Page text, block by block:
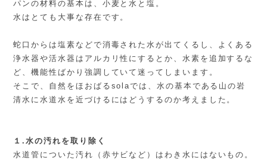
パンの材料の基本は、小麦と水と塩。
水はとても大事な存在です。
蛇口からは塩素などで消毒された水が出てくるし、よくある
浄水器や活水器はアルカリ性にするとか、水素を追加するな
ど、機能性ばかり強調していて迷ってしまいます。
そこで、自然をほおばるsolaでは、水の基本である山の岩
清水に水道水を近づけるにはどうするのか考えました。
１.水の汚れを取り除く
水道管についた汚れ（赤サビなど）はわき水にはないもの。